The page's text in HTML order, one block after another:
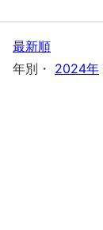
最新順
年別・ 2024年